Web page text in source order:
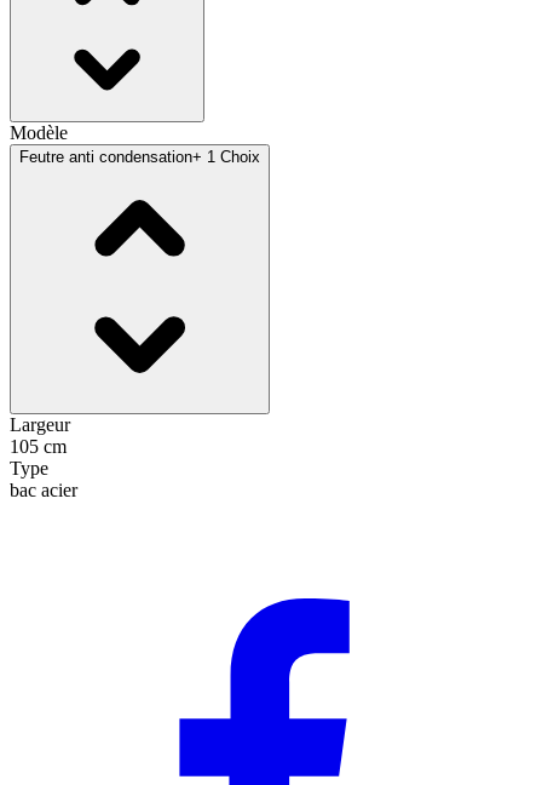
Modèle
Feutre anti condensation+ 1 Choix
Largeur
105 cm
Type
bac acier